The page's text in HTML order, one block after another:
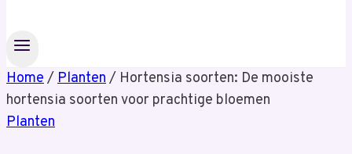
Home/ Planten/ Hortensia soorten: De mooiste
hortensia soorten voor prachtige bloemen
Planten